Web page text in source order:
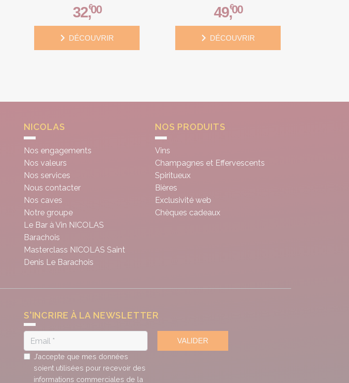
32
,€00
DÉCOUVRIR
49
,€00
DÉCOUVRIR
NICOLAS
Nos engagements
Nos valeurs
Nos services
Nous contacter
Nos caves
Notre groupe
Le Bar à Vin NICOLAS
Barachois
Masterclass NICOLAS Saint
Denis Le Barachois
NOS PRODUITS
Vins
Champagnes et Effervescents
Spiritueux
Bières
Exclusivité web
Chèques cadeaux
S'INCRIRE À LA NEWSLETTER
VALIDER
J’accepte que mes données
soient utilisées pour recevoir des
informations commerciales de la